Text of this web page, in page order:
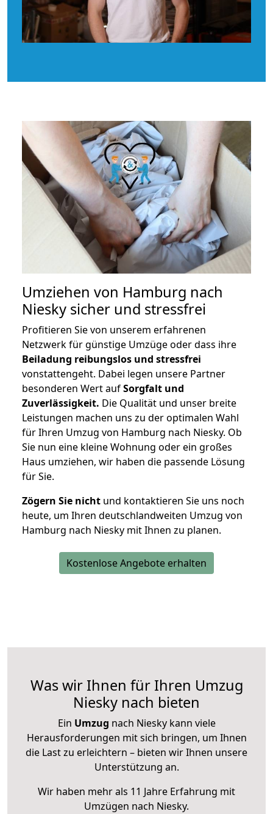
Umziehen von Hamburg nach
Niesky sicher und stressfrei
Profitieren Sie von unserem erfahrenen
Netzwerk für günstige Umzüge oder dass ihre
Beiladung reibungslos und stressfrei
vonstattengeht. Dabei legen unsere Partner
besonderen Wert aufSorgfalt und
Zuverlässigkeit. Die Qualität und unser breite
Leistungen machen uns zu der optimalen Wahl
für Ihren Umzug von Hamburg nach Niesky. Ob
Sie nun eine kleine Wohnung oder ein großes
Haus umziehen, wir haben die passende Lösung
für Sie.
Zögern Sie nicht und kontaktieren Sie uns noch
heute, um Ihren deutschlandweiten Umzug von
Hamburg nach Niesky mit Ihnen zu planen.
Kostenlose Angebote erhalten
Was wir Ihnen für Ihren Umzug
Niesky nach bieten
Ein Umzug nach Niesky kann viele
Herausforderungen mit sich bringen, um Ihnen
die Last zu erleichtern – bieten wir Ihnen unsere
Unterstützung an.
Wir haben mehr als 11 Jahre Erfahrung mit
Umzügen nach Niesky.